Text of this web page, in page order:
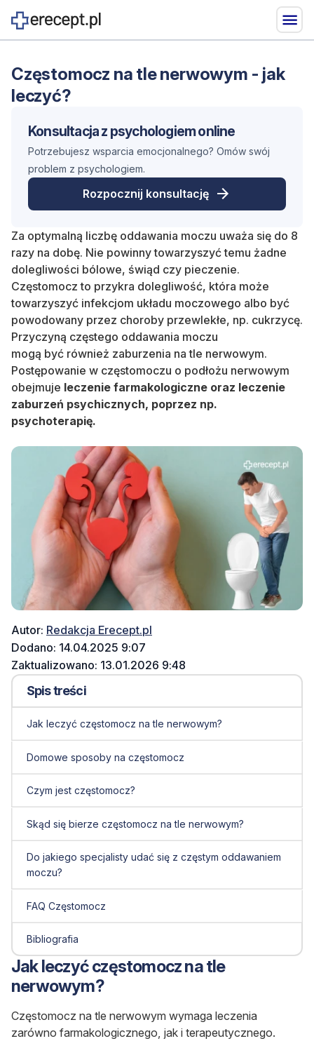
Częstomocz na tle nerwowym - jak
leczyć?
Konsultacja z psychologiem online
Potrzebujesz wsparcia emocjonalnego? Omów swój
problem z psychologiem.
Rozpocznij konsultację
Za optymalną liczbę oddawania moczu uważa się do 8
razy na dobę. Nie powinny towarzyszyć temu żadne
dolegliwości bólowe, świąd czy pieczenie.
Częstomocz to przykra dolegliwość, która może
towarzyszyć infekcjom układu moczowego albo być
powodowany przez choroby przewlekłe, np. cukrzycę.
Przyczyną częstego oddawania moczu
mogą być również zaburzenia na tle nerwowym.
Postępowanie w częstomoczu o podłożu nerwowym
obejmuje leczenie farmakologiczne oraz leczenie
zaburzeń psychicznych, poprzez np.
psychoterapię.
Autor: Redakcja Erecept.pl
Dodano: 14.04.2025 9:07
Zaktualizowano: 13.01.2026 9:48
Spis treści
Jak leczyć częstomocz na tle nerwowym?
Domowe sposoby na częstomocz
Czym jest częstomocz?
Skąd się bierze częstomocz na tle nerwowym?
Do jakiego specjalisty udać się z częstym oddawaniem
moczu?
FAQ Częstomocz
Bibliografia
Jak leczyć częstomocz na tle
nerwowym?
Częstomocz na tle nerwowym wymaga leczenia
zarówno farmakologicznego, jak i terapeutycznego.